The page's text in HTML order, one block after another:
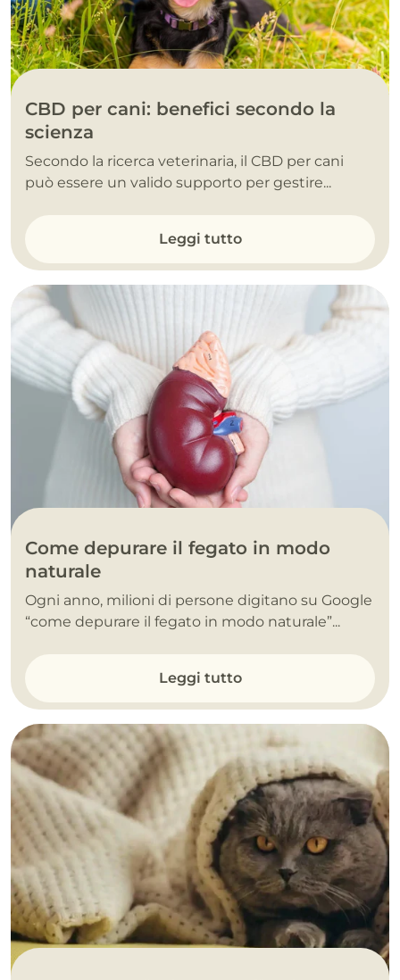
CBD per cani: benefici secondo la
scienza
Secondo la ricerca veterinaria, il CBD per cani
può essere un valido supporto per gestire...
Leggi tutto
Come depurare il fegato in modo
naturale
Ogni anno, milioni di persone digitano su Google
“come depurare il fegato in modo naturale”...
Leggi tutto